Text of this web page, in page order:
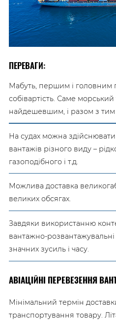
ПЕРЕВАГИ:
Мабуть, першим і головним
собівартість. Саме
найдешевшим, і разом з
На судах можна
вантажів різного виду –
газоподібного і т.д.
Можлива доставка
великих обсягах.
Завдяки використанню
вантажно-
значних зусиль і часу.
АВІАЦІЙНІ ПЕРЕВЕЗЕННЯ
Мінімальний термін
транспортування товару.